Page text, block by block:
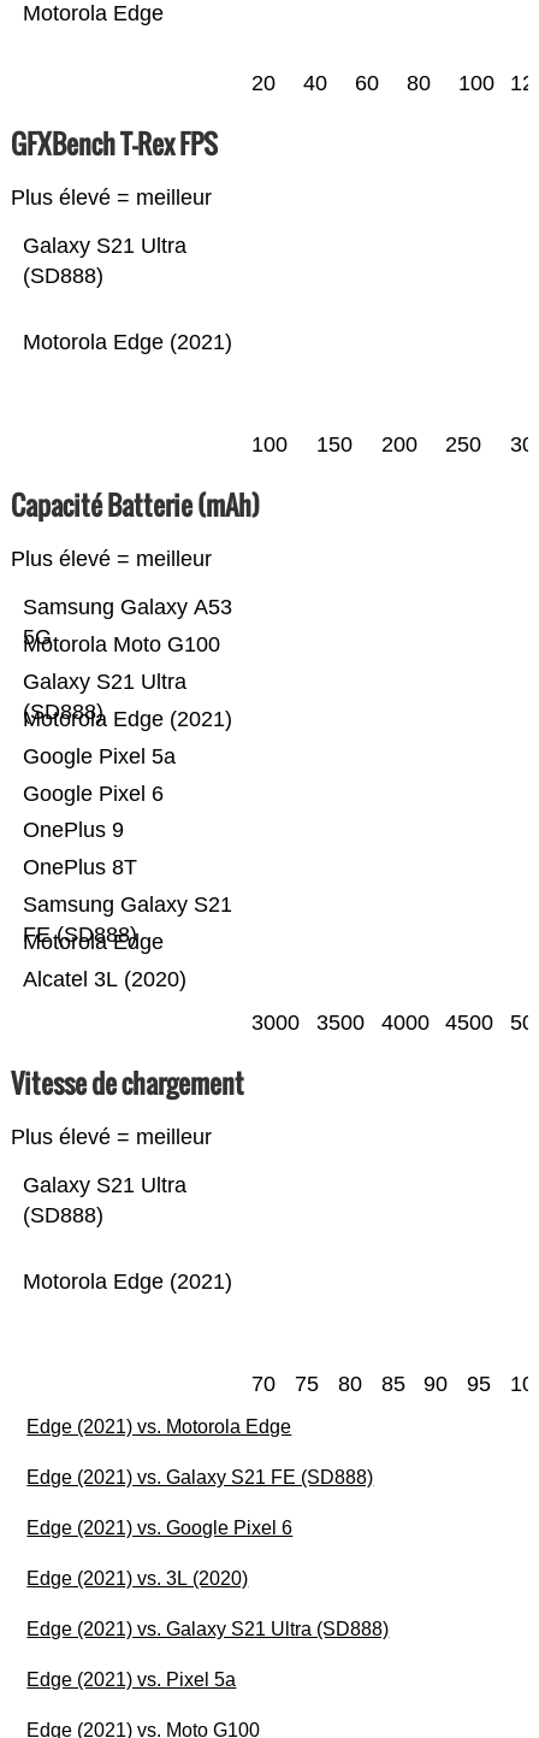
Motorola Edge
20 40 60 80 100
GFXBench T-Rex FPS
Plus élevé = meilleur
Motorola Edge (2021)
Galaxy S21 Ultra
(SD888)
100 150 200 250
Capacité Batterie (mAh)
Plus élevé = meilleur
Alcatel 3L (2020)
Motorola Edge
Samsung Galaxy S21
FE (SD888)
OnePlus 8T
OnePlus 9
Google Pixel 6
Google Pixel 5a
Motorola Edge (2021)
Galaxy S21 Ultra
(SD888)
Motorola Moto G100
Samsung Galaxy A53
5G
3000 3500 4000 4500
Vitesse de chargement
Plus élevé = meilleur
Motorola Edge (2021)
Galaxy S21 Ultra
(SD888)
70 75 80 85 90 95
Edge (2021) vs. Motorola Edge
Edge (2021) vs. Galaxy S21 FE (SD888)
Edge (2021) vs. Google Pixel 6
Edge (2021) vs. 3L (2020)
Edge (2021) vs. Galaxy S21 Ultra (SD888)
Edge (2021) vs. Pixel 5a
Edge (2021) vs. Moto G100